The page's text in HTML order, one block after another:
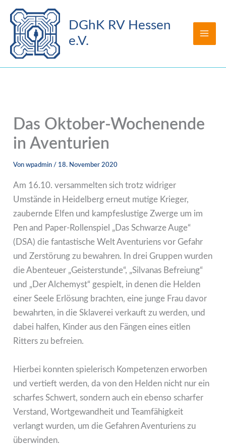
Inhalt
springen
DGhK RV Hessen
e.V.
Das Oktober-Wochenende
in Aventurien
Vonwpadmin/ 18. November 2020
Am 16.10. versammelten sich trotz widriger
Umstände in Heidelberg erneut mutige Krieger,
zaubernde Elfen und kampfeslustige Zwerge um im
Pen and Paper-Rollenspiel „Das Schwarze Auge“
(DSA) die fantastische Welt Aventuriens vor Gefahr
und Zerstörung zu bewahren. In drei Gruppen wurden
die Abenteuer „Geisterstunde“, „Silvanas Befreiung“
und „Der Alchemyst“ gespielt, in denen die Helden
einer Seele Erlösung brachten, eine junge Frau davor
bewahrten, in die Sklaverei verkauft zu werden, und
dabei halfen, Kinder aus den Fängen eines eitlen
Ritters zu befreien.
Hierbei konnten spielerisch Kompetenzen erworben
und vertieft werden, da von den Helden nicht nur ein
scharfes Schwert, sondern auch ein ebenso scharfer
Verstand, Wortgewandheit und Teamfähigkeit
verlangt wurden, um die Gefahren Aventuriens zu
überwinden.